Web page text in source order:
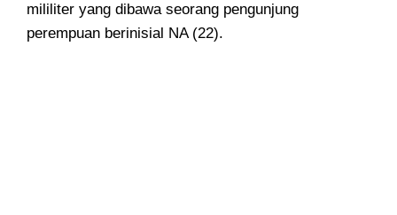
mililiter yang dibawa seorang pengunjung
perempuan berinisial NA (22).